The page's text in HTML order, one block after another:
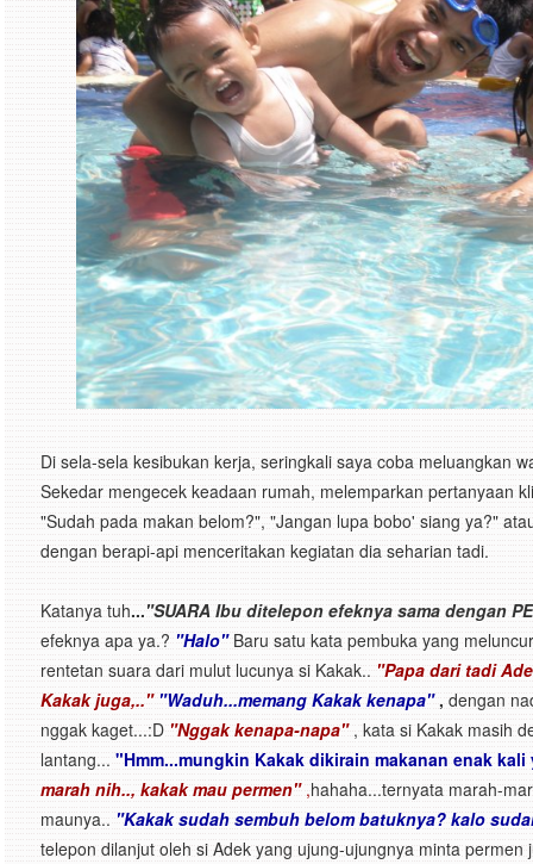
Di sela-sela kesibukan kerja, seringkali saya coba meluangkan
Sekedar mengecek keadaan rumah, melemparkan pertanyaan
"Sudah pada makan belom?", "Jangan lupa bobo' siang ya?"
dengan berapi-api menceritakan kegiatan dia seharian tadi.
Katanya tuh..."SUARA Ibu ditelepon efeknya sama dengan
efeknya apa ya.? "Halo"Baru satu kata pembuka yang
rentetan suara dari mulut lucunya si Kakak.. "Papa dari tadi
Kakak juga,.." "Waduh...memang Kakak kenapa", dengan
nggak kaget...:D "Nggak kenapa-napa", kata si Kakak masih
lantang... "Hmm...mungkin Kakak dikirain makanan enak kali
marah nih.., kakak mau permen",hahaha...ternyata marah-
maunya.. "Kakak sudah sembuh belom batuknya? kalo
telepon dilanjut oleh si Adek yang ujung-ujungnya minta permen